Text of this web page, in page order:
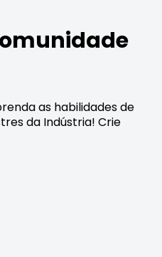
as habilidades de
da Indústria! Crie